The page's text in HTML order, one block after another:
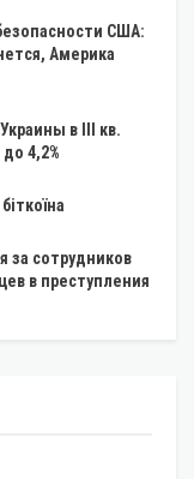
США:
Америка
в III кв.
4,2%
за сотрудников
в преступления